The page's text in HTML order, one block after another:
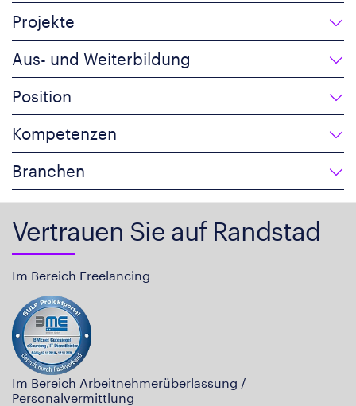
Projekte
Aus- und Weiterbildung
Position
Kompetenzen
Branchen
Vertrauen Sie auf Randstad
Im Bereich Freelancing
Im Bereich Arbeitnehmerüberlassung /
Personalvermittlung